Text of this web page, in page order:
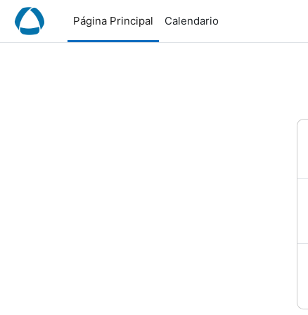
Salta al contenido principal
Página Principal
Calendario